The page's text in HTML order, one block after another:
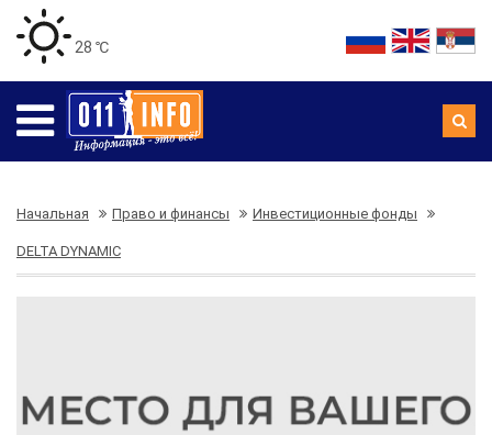
28 ℃
Начальная Право и финансы Инвестиционные фонды
DELTA DYNAMIC